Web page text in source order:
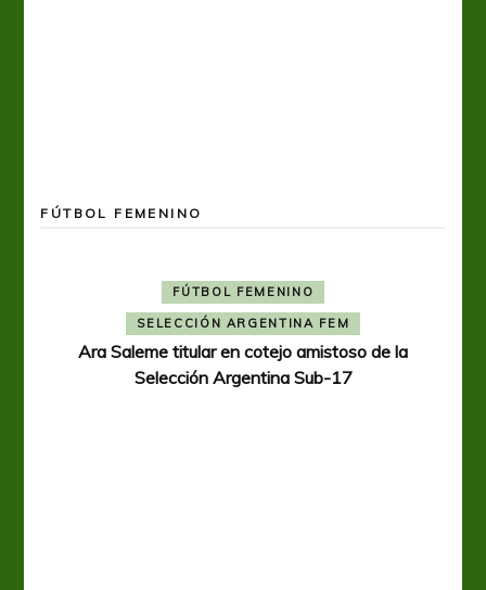
FÚTBOL FEMENINO
FÚTBOL FEMENINO
SELECCIÓN ARGENTINA FEM
Ara Saleme titular en cotejo amistoso de la
Selección Argentina Sub-17